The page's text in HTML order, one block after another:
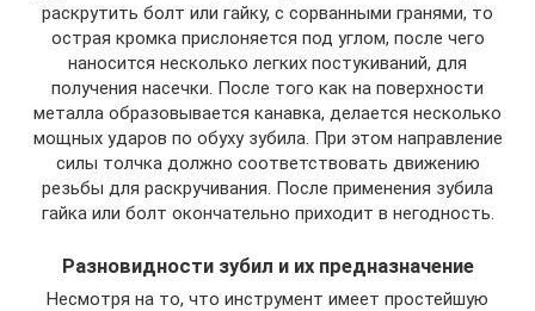
раскрутить болт или гайку, с сорванными гранями, то
острая кромка прислоняется под углом, после чего
наносится несколько легких постукиваний, для
получения насечки. После того как на поверхности
металла образовывается канавка, делается несколько
мощных ударов по обуху зубила. При этом направление
силы толчка должно соответствовать движению
резьбы для раскручивания. После применения зубила
гайка или болт окончательно приходит в негодность.
Разновидности зубил и их предназначение
Несмотря на то, что инструмент имеет простейшую